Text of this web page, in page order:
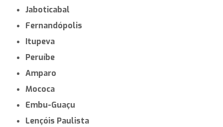
Jaboticabal
Fernandópolis
Itupeva
Peruíbe
Amparo
Mococa
Embu-Guaçu
Lençóis Paulista